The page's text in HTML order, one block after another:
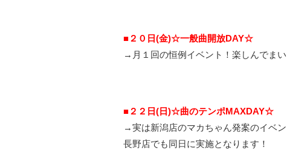
■２０日(金)☆一般曲開放DAY☆
→月１回の恒例イベント！楽しんでまい
■２２日(日)☆曲のテンポMAXDAY☆
→実は新潟店のマカちゃん発案のイベ
長野店でも同日に実施となります！